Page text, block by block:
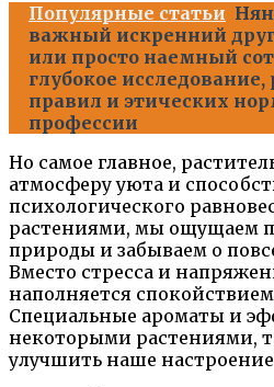
Популярные статьи
важный искренний
или просто наемный
глубокое исследование,
правил и этических
профессии
Но самое главное,
атмосферу уюта и
психологического
растениями, мы ощущаем
природы и забываем о
Вместо стресса и
наполняется
Специальные ароматы и
некоторыми растениями,
улучшить наше настроение